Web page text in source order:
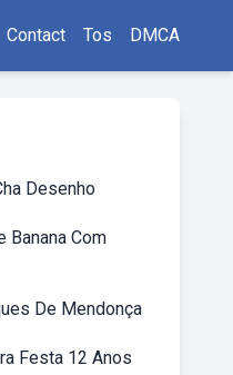
Contact Tos DMCA
Desenho
Banana Com
De Mendonça
Festa 12 Anos